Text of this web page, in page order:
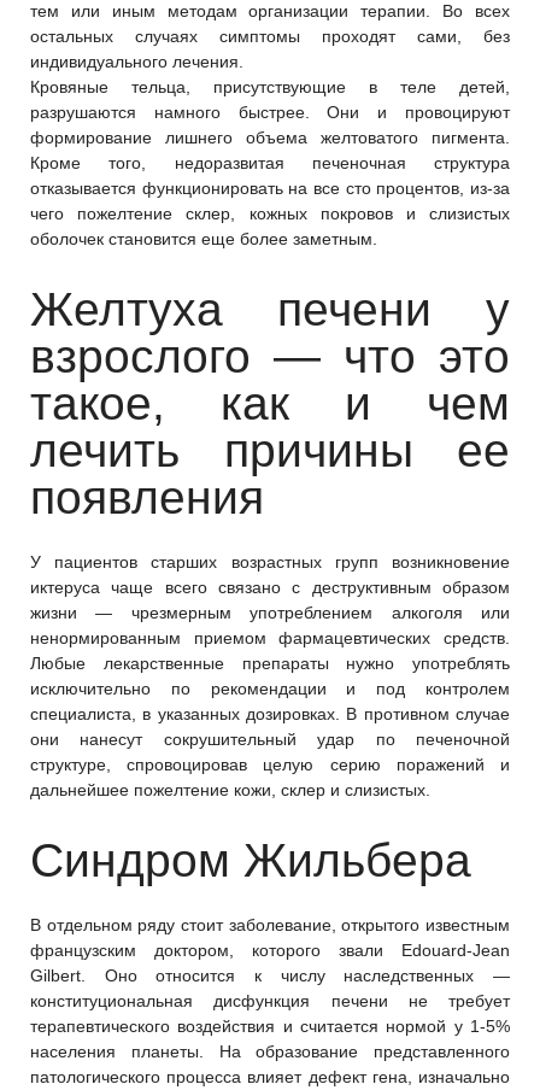
тем или иным методам организации терапии. Во всех
остальных случаях симптомы проходят сами, без
индивидуального лечения.
Кровяные тельца, присутствующие в теле детей,
разрушаются намного быстрее. Они и провоцируют
формирование лишнего объема желтоватого пигмента.
Кроме того, недоразвитая печеночная структура
отказывается функционировать на все сто процентов, из-за
чего пожелтение склер, кожных покровов и слизистых
оболочек становится еще более заметным.
Желтуха печени у
взрослого — что это
такое, как и чем
лечить причины ее
появления
У пациентов старших возрастных групп возникновение
иктеруса чаще всего связано с деструктивным образом
жизни — чрезмерным употреблением алкоголя или
ненормированным приемом фармацевтических средств.
Любые лекарственные препараты нужно употреблять
исключительно по рекомендации и под контролем
специалиста, в указанных дозировках. В противном случае
они нанесут сокрушительный удар по печеночной
структуре, спровоцировав целую серию поражений и
дальнейшее пожелтение кожи, склер и слизистых.
Синдром Жильбера
В отдельном ряду стоит заболевание, открытого известным
французским доктором, которого звали Edouard-Jean
Gilbert. Оно относится к числу наследственных —
конституциональная дисфункция печени не требует
терапевтического воздействия и считается нормой у 1-5%
населения планеты. На образование представленного
патологического процесса влияет дефект гена, изначально